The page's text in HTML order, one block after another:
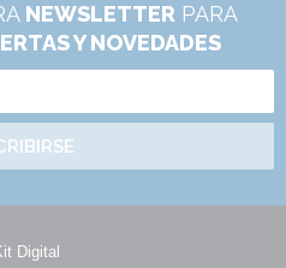
NEWSLETTER PARA
Y NOVEDADES